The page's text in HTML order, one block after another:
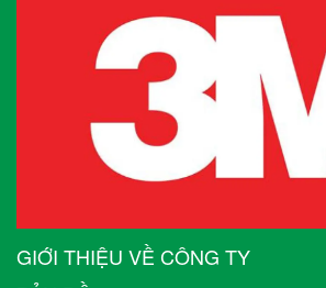
GIỚI THIỆU VỀ CÔNG TY